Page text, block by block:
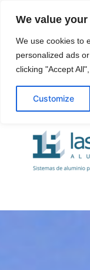
We value
We use cookies to
personalized ads
clicking "Accept
Customize